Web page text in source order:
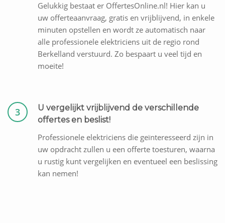
Gelukkig bestaat er OffertesOnline.nl! Hier kan u
uw offerteaanvraag, gratis en vrijblijvend, in enkele
minuten opstellen en wordt ze automatisch naar
alle professionele elektriciens uit de regio rond
Berkelland verstuurd. Zo bespaart u veel tijd en
moeite!
3
U vergelijkt vrijblijvend de verschillende
offertes en beslist!
Professionele elektriciens die geïnteresseerd zijn in
uw opdracht zullen u een offerte toesturen, waarna
u rustig kunt vergelijken en eventueel een beslissing
kan nemen!